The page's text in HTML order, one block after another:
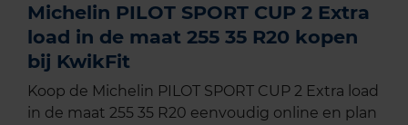
Michelin PILOT SPORT CUP 2 Extra
load in de maat 255 35 R20 kopen
bij KwikFit
Koop de Michelin PILOT SPORT CUP 2 Extra load
in de maat 255 35 R20 eenvoudig online en plan